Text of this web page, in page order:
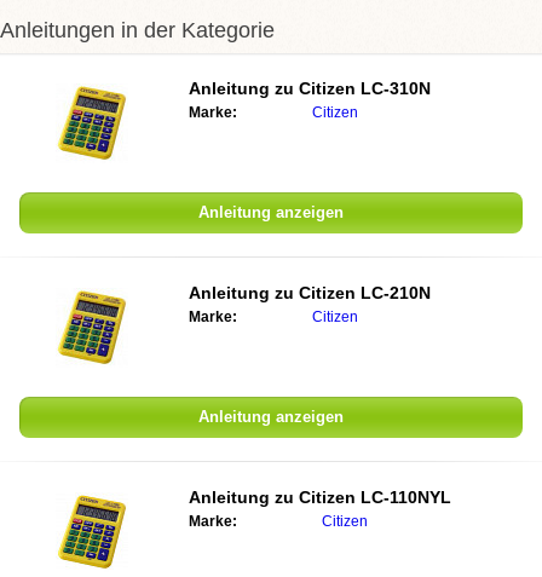
Anleitungen in der Kategorie
Anleitung zu Citizen LC-310N
Marke: Citizen
Anleitung anzeigen
Anleitung zu Citizen LC-210N
Marke: Citizen
Anleitung anzeigen
Anleitung zu Citizen LC-110NYL
Marke: Citizen